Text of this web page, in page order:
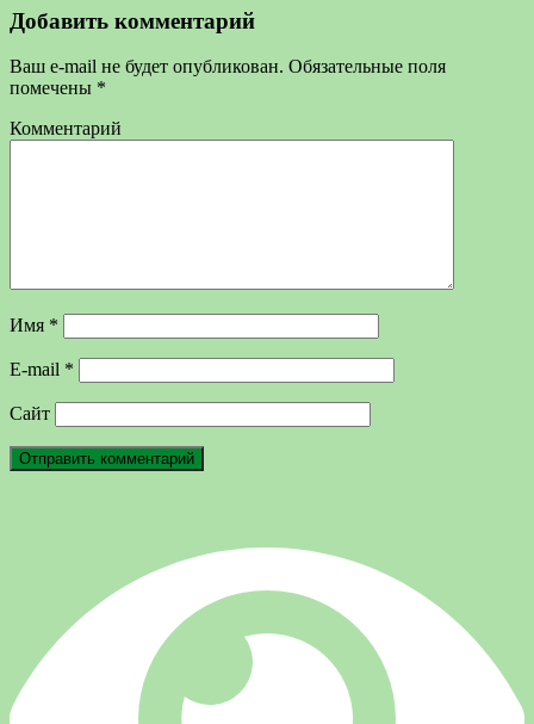
Добавить комментарий
Ваш e-mail не будет опубликован. Обязательные поля
помечены *
Комментарий
Имя *
E-mail *
Сайт